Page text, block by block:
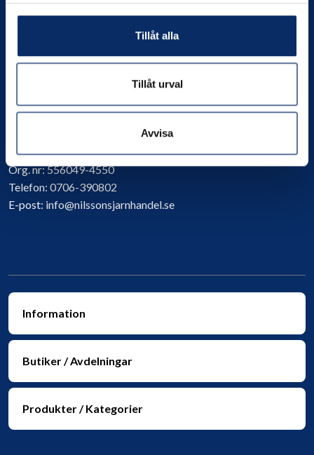
Tillåt alla
Tillåt urval
Avvisa
Org. nr:556049-4550
Telefon: 0706-390802
E-post: info@nilssonsjarnhandel.se
Information
Butiker / Avdelningar
Produkter / Kategorier